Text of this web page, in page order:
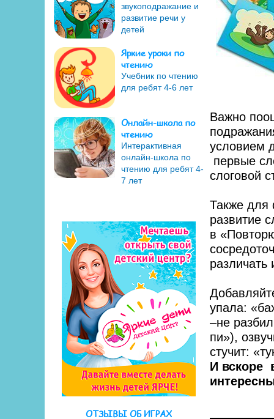
звукоподражание и
развитие речи у
детей
Яркие уроки по
чтению
Учебник по чтению
для ребят 4-6 лет
Онлайн-школа по
чтению
Интерактивная
онлайн-школа по
чтению для ребят 4-
7 лет
ОТЗЫВЫ ОБ ИГРАХ
Важно
условием
первые
слоговой
Также для
развитие
в
различать
упала:
–не
пи»),
стучит:
И вскоре